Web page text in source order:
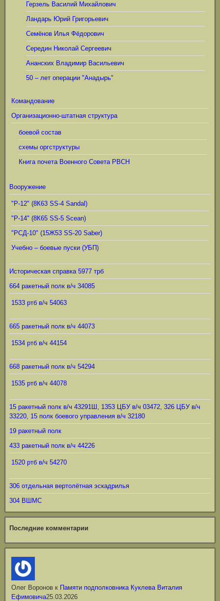
Герзель Василий Михайлович
Ландарь Юрий Григорьевич
Семёнов Илья Фёдорович
Середин Николай Сергеевич
Ананских Владимир Васильевич
50 – лет операции "Анадырь"
Командование
Организационно-штатная структура
боевой состав
схемы оргструктуры
Книга почета Военного Совета РВСН
Вооружение
"Р-12" (8К63 SS-4 Sandal)
"Р-14" (8К65 SS-5 Scean)
"РСД-10" (15Ж53 SS-20 Saber)
Учебно – боевые пуски (УБП)
Историческая справка 5977 трб
664 ракетный полк в/ч 34085
1533 ртб в/ч 54063
665 ракетный полк в/ч 44073
1534 ртб в/ч 44154
668 ракетный полк в/ч 54294
1535 ртб в/ч 44078
15 ракетный полк в/ч 43291Ш, 1353 ЦБУ в/ч 03472, 326 ЦБУ в/ч
33220, 15 полк боевого управления в/ч 32180
19 ракетный полк
433 ракетный полк в/ч 44226
1520 ртб в/ч 54270
306 отдельная вертолётная эскадрилья
304 ВШМС
Последние комментарии
Олег Воронов к Памяти подполковника Куклева Виталия
Ефимовича25.03.2026